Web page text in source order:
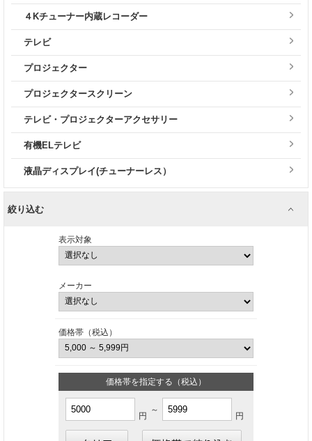
４Kチューナー内蔵レコーダー
テレビ
プロジェクター
プロジェクタースクリーン
テレビ・プロジェクターアクセサリー
有機ELテレビ
液晶ディスプレイ(チューナーレス）
絞り込む
表示対象
メーカー
価格帯（税込）
価格帯を指定する（税込）
円
～
円